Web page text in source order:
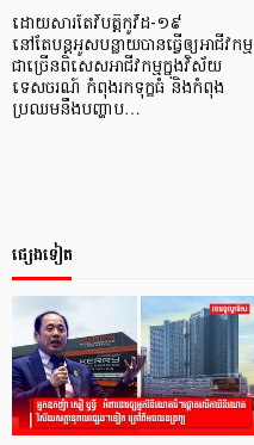
ដោយសារតែវិបត្តិកូវីដ-១៩
នៅតែបន្ដអូសបន្លាយបានធ្វើឲ្យអាជីវកម្ម
ជាច្រើនពិសេសអាជីវកម្មក្នុងវិស័យ
ទេសចរណ៍ កំពុងរកទុក្ខធំ និងកំពុង
ប្រឈមនឹងបញ្ហាប…
ផ្សេងទៀត